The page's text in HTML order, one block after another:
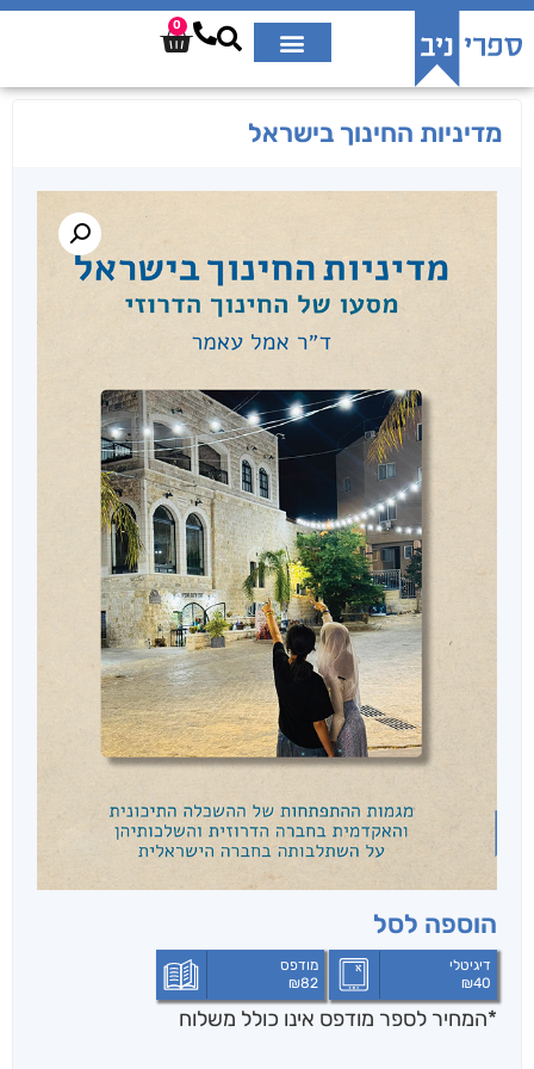
0
מדיניות החינוך בישראל
הוספה לסל
דיגיטלי
₪40
מודפס
₪82
*המחיר לספר מודפס אינו כולל משלוח